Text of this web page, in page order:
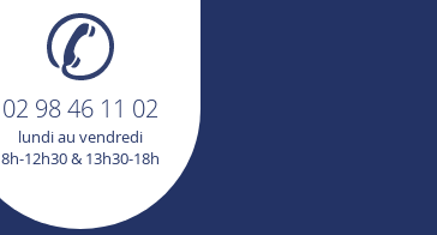
02 98 46 11 02
lundi au vendredi
8h-12h30 & 13h30-18h